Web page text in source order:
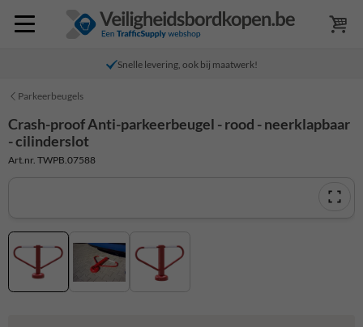
Snelle levering, ook bij maatwerk!
Parkeerbeugels
Crash-proof Anti-parkeerbeugel - rood - neerklapbaar
- cilinderslot
Art.nr. TWPB.07588